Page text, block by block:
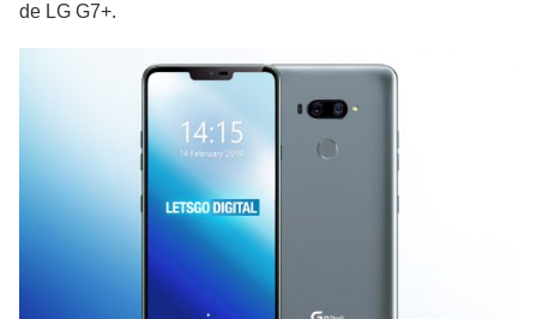
de LG G7+.